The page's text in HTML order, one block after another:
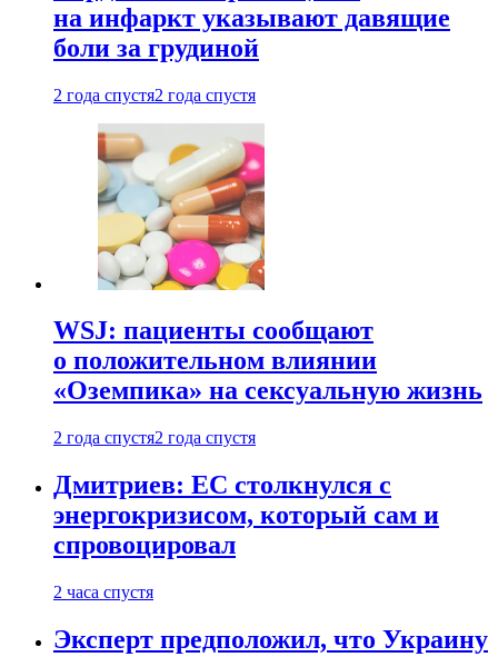
на инфаркт указывают давящие
боли за грудиной
2 года спустя2 года спустя
WSJ: пациенты сообщают
о положительном влиянии
«Оземпика» на сексуальную жизнь
2 года спустя2 года спустя
Дмитриев: ЕС столкнулся с
энергокризисом, который сам и
спровоцировал
2 часа спустя
Эксперт предположил, что Украину